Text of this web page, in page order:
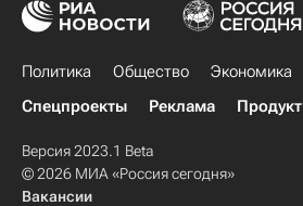
Политика Общество Экономика
Спецпроекты
Реклама
Версия 2023.1 Beta
© 2026 МИА «Россия сегодня»
Вакансии